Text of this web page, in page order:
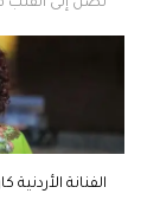
تصل إلى القلب
الفنانة